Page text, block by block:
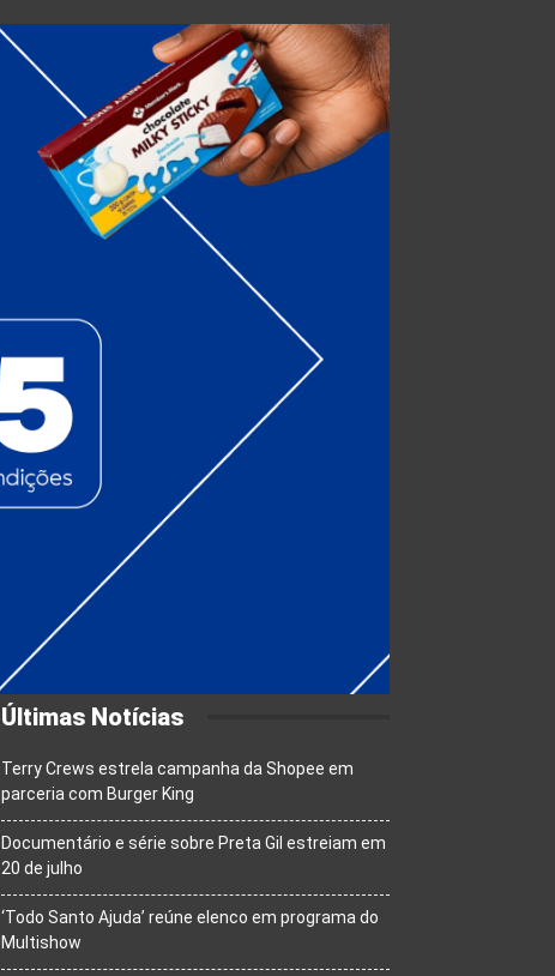
Últimas Notícias
Terry Crews estrela campanha da Shopee em
parceria com Burger King
Documentário e série sobre Preta Gil estreiam em
20 de julho
‘Todo Santo Ajuda’ reúne elenco em programa do
Multishow